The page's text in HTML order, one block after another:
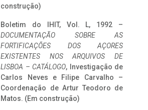
construção)
Boletim do IHIT, Vol. L, 1992 –
DOCUMENTAÇÃO SOBRE AS
FORTIFICAÇÕES DOS AÇORES
EXISTENTES NOS ARQUIVOS DE
LISBOA – CATÁLOGO, Investigação de
Carlos Neves e Filipe Carvalho –
Coordenação de Artur Teodoro de
Matos. (Em construção)